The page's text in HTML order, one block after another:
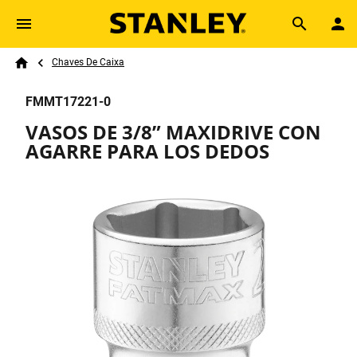
Skip to main content
Search
Breadcrumb
Chaves De Caixa
FMMT17221-0
VASOS DE 3/8” MAXIDRIVE CON
AGARRE PARA LOS DEDOS